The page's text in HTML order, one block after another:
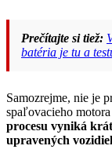
Prečítajte si tiež:
batéria je tu a
Samozrejme, nie je
spaľovacieho
procesu vyniká
upravených